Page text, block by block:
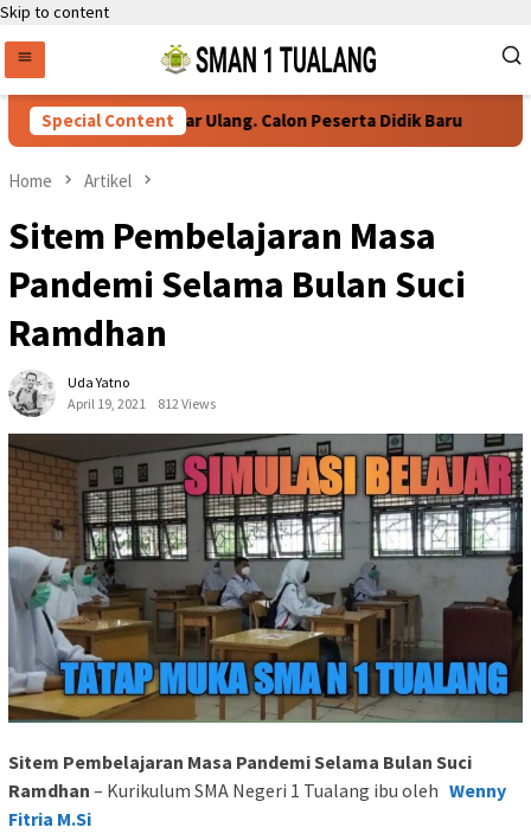
Skip to content
Special Content
Persyaratan Daftar Ulang. Calon Peserta Didik Baru
Home Artikel
Sitem Pembelajaran Masa
Pandemi Selama Bulan Suci
Ramdhan
Uda Yatno
April 19, 2021
812 Views
Sitem Pembelajaran Masa Pandemi Selama Bulan Suci
Ramdhan – Kurikulum SMA Negeri 1 Tualang ibu oleh Wenny
Fitria M.Si